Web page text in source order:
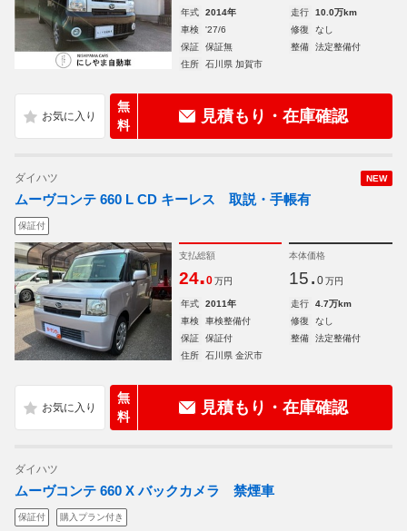
年式 2014年 走行
10.0万km
車検
'27/6 修復
なし
保証
保証無 整備
法定整備付
住所
石川県 加賀市
無
料
見積もり・在庫確認
NEW
ダイハツ
ムーヴコンテ 660 L CD キーレス 取説・手帳有
保証付
支払総額
24.0 万円
本体価格
15. 0 万円
年式 2011年 走行
4.7万km
車検
車検整備付 修復
なし
保証
保証付 整備
法定整備付
住所
石川県 金沢市
無
料
見積もり・在庫確認
ダイハツ
ムーヴコンテ 660 X バックカメラ 禁煙車
保証付 購入プラン付き